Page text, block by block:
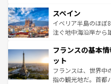
ろん、トスカーナの
景など、自然景観も
ピザやパスタなど、
ませてくれるイタリ
なお、新着のイタリ
しい。
スペイン
イベリア半島のほぼ
注ぐ地中海沿岸から
文化が根付くこの国
れる闘牛、そして美
る。首都マドリード
アートに溢れた街角
フランスの基本
ット
フランスは、世界中
指の観光地だ。首都